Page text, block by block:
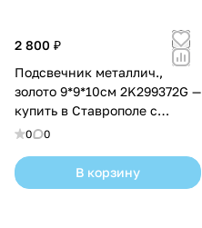
2 800 ₽
Подсвечник металлич.,
золото 9*9*10см 2K299372G —
купить в Ставрополе с
доставкой
0 0
В корзину